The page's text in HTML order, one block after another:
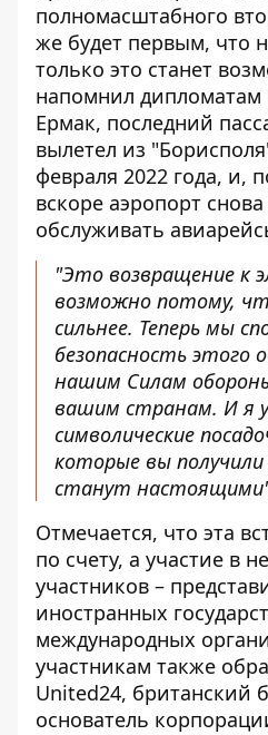
полномасштабного
же будет первым, что
только это станет
напомнил дипломатам
Ермак, последний
вылетел из
февраля 2022 года, и,
вскоре аэропорт
обслуживать
"Это возвращение к
возможно потому,
сильнее. Теперь мы
безопасность этого
нашим Силам
вашим странам. И я
символические
которые вы получили
станут
Отмечается, что эта
по счету, а участие в
участников –
иностранных
международных
участникам также
United24, британский
основатель